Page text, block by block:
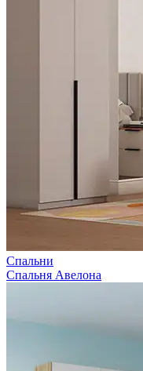
Спальни
Спальня Авелона